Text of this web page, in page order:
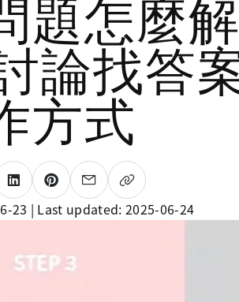
題怎麼解
論找答
方式
23 | Last updated: 2025-06-24